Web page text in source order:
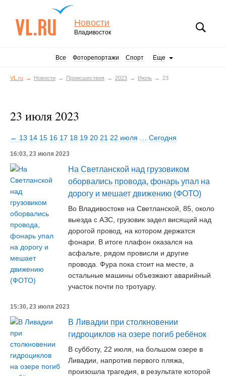
Новости
Владивосток
Все Фоторепортажи Спорт Еще
VL.ru Новости Происшествия 2023 Июль 23
23 июля 2023
← 13 14 15 16 17 18 19 20 21 22 июля Сегодня
16:03, 23 июля 2023
На Светланской над грузовиком
оборвались провода, фонарь упал на
дорогу и мешает движению (ФОТО)
Во Владивостоке на Светланской, 85, около
выезда с АЗС, грузовик задел висящий над
дорогой провод, на котором держатся
фонари. В итоге плафон оказался на
асфальте, рядом провисли и другие
провода. Фура пока стоит на месте, а
остальные машины объезжают аварийный
участок почти по тротуару.
15:30, 23 июля 2023
В Ливадии при столкновении
гидроциклов на озере погиб ребёнок
В субботу, 22 июля, на большом озере в
Ливадии, напротив первого пляжа,
произошла трагедия, в результате которой